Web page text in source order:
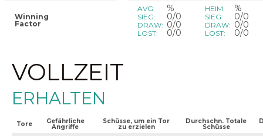
Winning
Factor
AVG: %
SIEG: 0/0
DRAW: 0/0
LOST: 0/0
HEIM: %
SIEG: 0/0
DRAW: 0/0
LOST: 0/0
VOLLZEIT
ERHALTEN
Tore Gefährliche
Angriffe
Schüsse, um ein Tor
zu erzielen
Durchschn. Totale
Schüsse